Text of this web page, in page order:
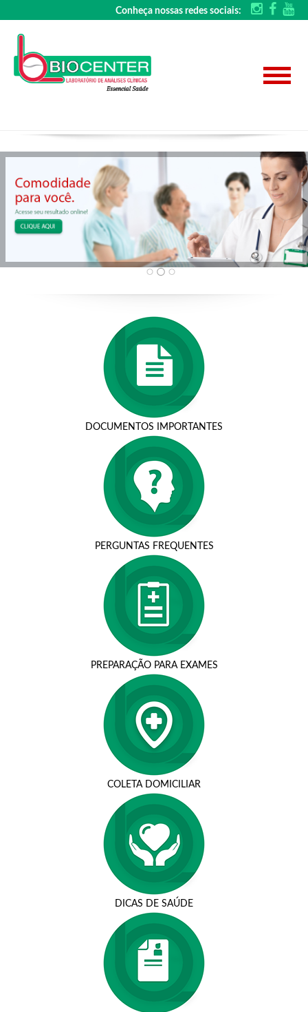
Conheça nossas redes sociais:
DOCUMENTOS IMPORTANTES
PERGUNTAS FREQUENTES
PREPARAÇÃO PARA EXAMES
COLETA DOMICILIAR
DICAS DE SAÚDE